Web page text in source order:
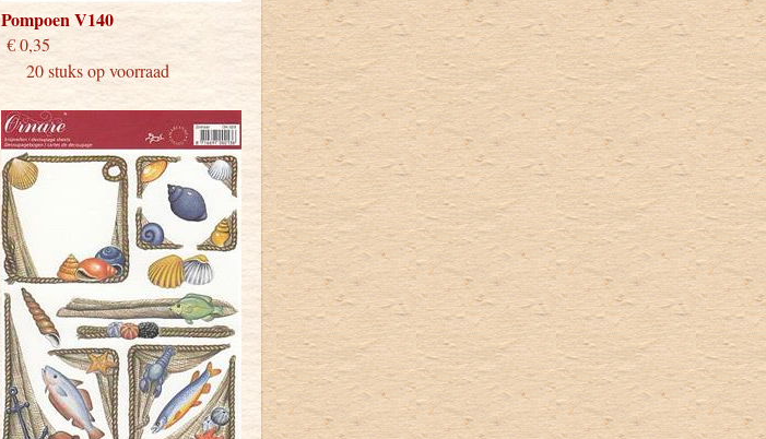
Pompoen V140
€ 0,35
20 stuks op voorraad